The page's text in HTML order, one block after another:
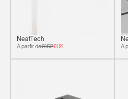
NeatTech
A partir de€152€121
A